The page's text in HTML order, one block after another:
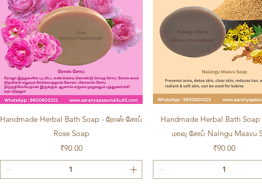
Quick View
Handmade Herbal Bath Soap - ரோஸ் சோப்
Rose Soap
Price
₹90.00
Quick View
Handmade Herbal Bath
மாவு சோப் Nalngu Maavu
Price
₹90.00